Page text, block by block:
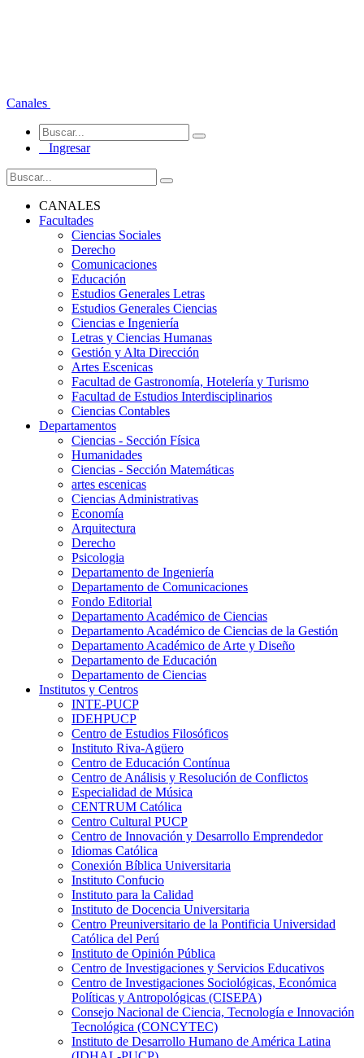
Canales
Ingresar
CANALES
Facultades
Ciencias Sociales
Derecho
Comunicaciones
Educación
Estudios Generales Letras
Estudios Generales Ciencias
Ciencias e Ingeniería
Letras y Ciencias Humanas
Gestión y Alta Dirección
Artes Escenicas
Facultad de Gastronomía, Hotelería y Turismo
Facultad de Estudios Interdisciplinarios
Ciencias Contables
Departamentos
Ciencias - Sección Física
Humanidades
Ciencias - Sección Matemáticas
artes escenicas
Ciencias Administrativas
Economía
Arquitectura
Derecho
Psicologia
Departamento de Ingeniería
Departamento de Comunicaciones
Fondo Editorial
Departamento Académico de Ciencias
Departamento Académico de Ciencias de la Gestión
Departamento Académico de Arte y Diseño
Departamento de Educación
Departamento de Ciencias
Institutos y Centros
INTE-PUCP
IDEHPUCP
Centro de Estudios Filosóficos
Instituto Riva-Agüero
Centro de Educación Contínua
Centro de Análisis y Resolución de Conflictos
Especialidad de Música
CENTRUM Católica
Centro Cultural PUCP
Centro de Innovación y Desarrollo Emprendedor
Idiomas Católica
Conexión Bíblica Universitaria
Instituto Confucio
Instituto para la Calidad
Instituto de Docencia Universitaria
Centro Preuniversitario de la Pontificia Universidad
Católica del Perú
Instituto de Opinión Pública
Centro de Investigaciones y Servicios Educativos
Centro de Investigaciones Sociológicas, Económica
Políticas y Antropológicas (CISEPA)
Consejo Nacional de Ciencia, Tecnología e Innovación
Tecnológica (CONCYTEC)
Instituto de Desarrollo Humano de América Latina